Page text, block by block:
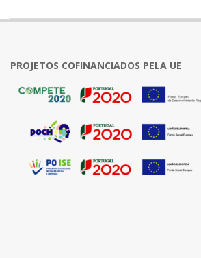
PROJETOS COFINANCIADOS PELA UE